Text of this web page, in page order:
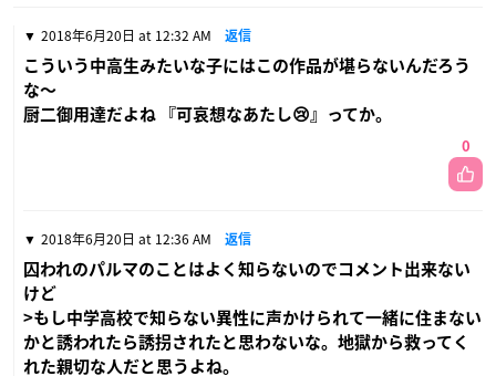
2018年6月20日 at 12:32 AM 返信
こういう中高生みたいな子にはこの作品が堪らないんだろう
な〜
厨二御用達だよね 『可哀想なあたし😢』ってか。
0
2018年6月20日 at 12:36 AM 返信
囚われのパルマのことはよく知らないのでコメント出来ない
けど
>もし中学高校で知らない異性に声かけられて一緒に住まない
かと誘われたら誘拐されたと思わないな。地獄から救ってく
れた親切な人だと思うよね。